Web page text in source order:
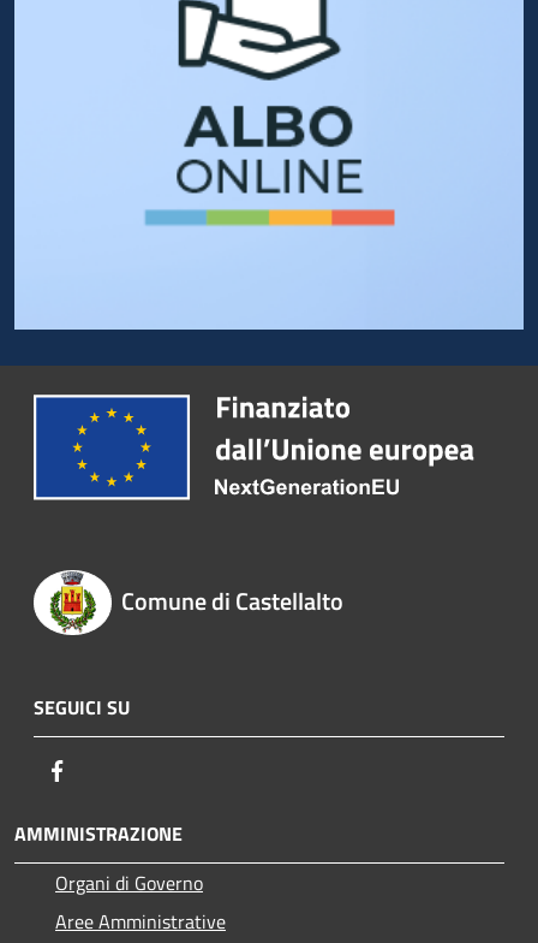
Comune di Castellalto
SEGUICI SU
AMMINISTRAZIONE
Organi di Governo
Aree Amministrative